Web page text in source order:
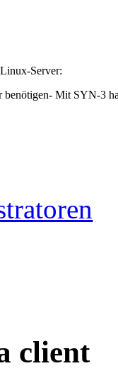
Server:
benötigen- Mit SYN-3
client